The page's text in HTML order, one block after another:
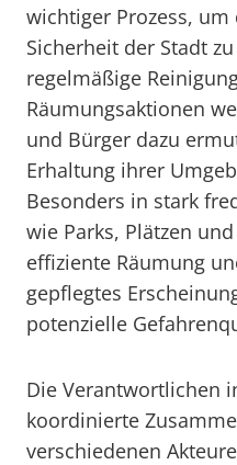
wichtiger Prozess,
Sicherheit der Stadt
regelmäßige
Räumungsaktionen
und Bürger dazu
Erhaltung ihrer
Besonders in stark
wie Parks, Plätzen
effiziente Räumung
gepflegtes
potenzielle
Die Verantwortlichen
koordinierte
verschiedenen